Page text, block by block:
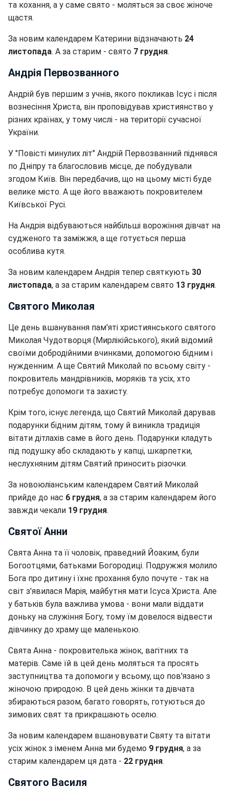
та кохання, а у саме свято - моляться за своє жіноче
щастя.
За новим календарем Катерини відзначають 24
листопада. А за старим - свято 7 грудня.
Андрія Первозванного
Андрій був першим з учнів, якого покликав Ісус і після
вознесіння Христа, він проповідував християнство у
різних країнах, у тому числі - на території сучасної
України.
У "Повісті минулих літ" Андрій Первозванний піднявся
по Дніпру та благословив місце, де побудували
згодом Київ. Він передбачив, що на цьому місті буде
велике місто. А ще його вважають покровителем
Київської Русі.
На Андрія відбуваються найбільші ворожіння дівчат на
судженого та заміжжя, а ще готується перша
особлива кутя.
За новим календарем Андрія тепер святкують 30
листопада, а за старим календарем свято 13 грудня.
Святого Миколая
Це день вшанування пам'яті християнського святого
Миколая Чудотворця (Мирлікійського), який відомий
своїми добродійними вчинками, допомогою бідним і
нужденним. А ще Святий Миколай по всьому світу -
покровитель мандрівників, моряків та усіх, хто
потребує допомоги та захисту.
Крім того, існує легенда, що Святий Миколай дарував
подарунки бідним дітям, тому й виникла традиція
вітати дітлахів саме в його день. Подарунки кладуть
під подушку або складають у капці, шкарпетки,
неслухняним дітям Святий приносить різочки.
За новоюліанським календарем Святий Миколай
прийде до нас 6 грудня, а за старим календарем його
завжди чекали 19 грудня.
Святої Анни
Свята Анна та її чоловік, праведний Йоаким, були
Богоотцями, батьками Богородиці. Подружжя молило
Бога про дитину і їхнє прохання було почуте - так на
світ з'явилася Марія, майбутня мати Ісуса Христа. Але
у батьків була важлива умова - вони мали віддати
доньку на служіння Богу, тому їм довелося відвести
дівчинку до храму ще маленькою.
Свята Анна - покровителька жінок, вагітних та
матерів. Саме їй в цей день моляться та просять
заступництва та допомоги у всьому, що пов'язано з
жіночою природою. В цей день жінки та дівчата
збираються разом, багато говорять, готуються до
зимових свят та прикрашають оселю.
За новим календарем вшановувати Святу та вітати
усіх жінок з іменем Анна ми будемо 9 грудня, а за
старим календарем ця дата - 22 грудня.
Святого Василя